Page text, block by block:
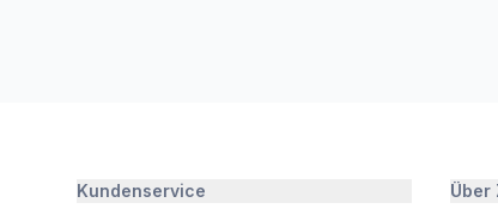
Kundenservice Über